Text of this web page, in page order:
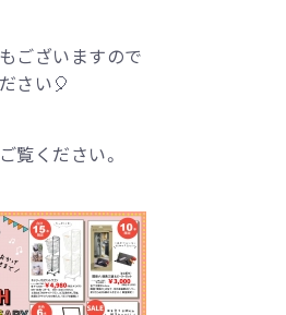
ございますので
さい🎈
覧ください。